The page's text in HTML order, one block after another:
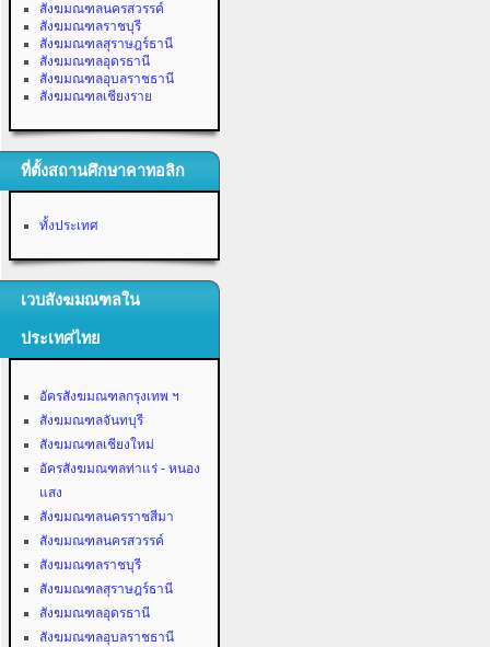
สังฆมณฑลนครสวรรค์
สังฆมณฑลราชบุรี
สังฆมณฑลสุราษฎร์ธานี
สังฆมณฑลอุดรธานี
สังฆมณฑลอุบลราชธานี
สังฆมณฑลเชียงราย
ที่ตั้งสถานศึกษาคาทอลิก
ทั้งประเทศ
เวบสังฆมณฑลใน
ประเทศไทย
อัครสังฆมณฑลกรุงเทพ ฯ
สังฆมณฑลจันทบุรี
สังฆมณฑลเชียงใหม่
อัครสังฆมณฑลท่าแร่ - หนอง
แสง
สังฆมณฑลนครราชสีมา
สังฆมณฑลนครสวรรค์
สังฆมณฑลราชบุรี
สังฆมณฑลสุราษฎร์ธานี
สังฆมณฑลอุดรธานี
สังฆมณฑลอุบลราชธานี